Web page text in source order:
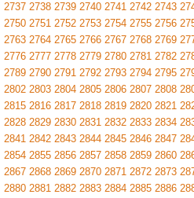
2737 2738 2739 2740 2741 2742 2743
2750 2751 2752 2753 2754 2755 2756
2763 2764 2765 2766 2767 2768 2769
2776 2777 2778 2779 2780 2781 2782
2789 2790 2791 2792 2793 2794 2795
2802 2803 2804 2805 2806 2807 2808
2815 2816 2817 2818 2819 2820 2821
2828 2829 2830 2831 2832 2833 2834
2841 2842 2843 2844 2845 2846 2847
2854 2855 2856 2857 2858 2859 2860
2867 2868 2869 2870 2871 2872 2873
2880 2881 2882 2883 2884 2885 2886